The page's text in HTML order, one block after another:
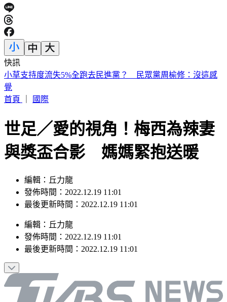
快訊
獨／病人自稱請假回家拿東西 竟「吊點滴騎車」上路 院方
急報警
首頁
國際
世足／愛的視角！梅西為辣妻
與獎盃合影 媽媽緊抱送暖
編輯：丘力龍
發佈時間：2022.12.19 11:01
最後更新時間：2022.12.19 11:01
編輯 ： 丘力龍
發佈時間： 2022.12.19 11:01
最後更新時間： 2022.12.19 11:01